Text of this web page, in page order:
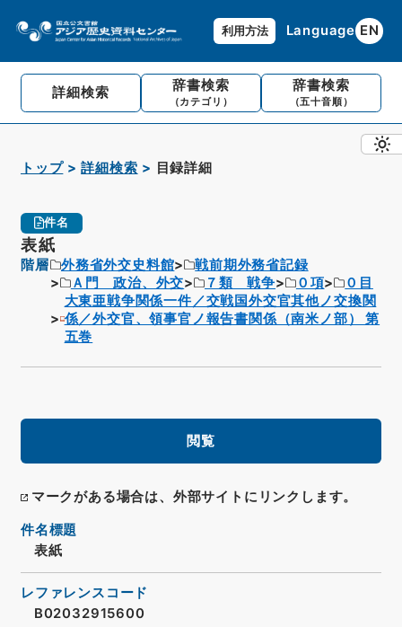
利用方法 Language EN
詳細検索 辞書検索
（カテゴリ）
辞書検索
（五十音順）
トップ 詳細検索 目録詳細
件名
表紙
階層 外務省外交史料館
戦前期外務省記録
Ａ門 政治、外交
７類 戦争 ０項
０目
大東亜戦争関係一件／交戦国外交官其他ノ交換関
係／外交官、領事官ノ報告書関係（南米ノ部） 第
五巻
閲覧
マークがある場合は、外部サイトにリンクします。
件名標題
表紙
レファレンスコード
B02032915600